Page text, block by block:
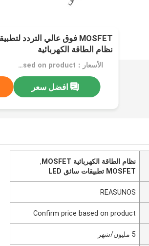
نظام الطاقة الكهربائية
الأسعار：Confirm price based on product
افضل سعر
نظام الطاقة الكهربائية MOSFET
,
MOSFET تطبيقات سائق LED
REASUNOS
Confirm price based on product
5 مليون/شهر